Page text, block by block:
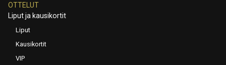
OTTELUT
Liput ja kausikortit
Liput
Kausikortit
VIP